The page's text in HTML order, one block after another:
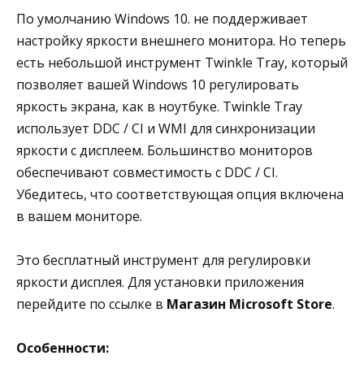
По умолчанию Windows 10. не поддерживает
настройку яркости внешнего монитора. Но теперь
есть небольшой инструмент Twinkle Tray, который
позволяет вашей Windows 10 регулировать
яркость экрана, как в ноутбуке. Twinkle Tray
использует DDC / CI и WMI для синхронизации
яркости с дисплеем. Большинство мониторов
обеспечивают совместимость с DDC / CI.
Убедитесь, что соответствующая опция включена
в вашем мониторе.
Это бесплатный инструмент для регулировки
яркости дисплея. Для установки приложения
перейдите по ссылке в Магазин Microsoft Store.
Особенности: